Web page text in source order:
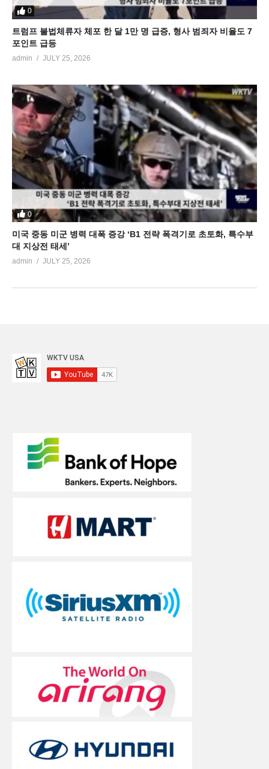
0
트럼프 불법체류자 체포 한 달 1만 명 급증, 형사 범죄자 비율도 7
포인트 급등
admin JULY 25, 2026
0
미국 중동 미군 병력 대폭 증강 ‘B1 전략 폭격기로 초토화, 특수부
대 지상전 태세’
admin JULY 25, 2026